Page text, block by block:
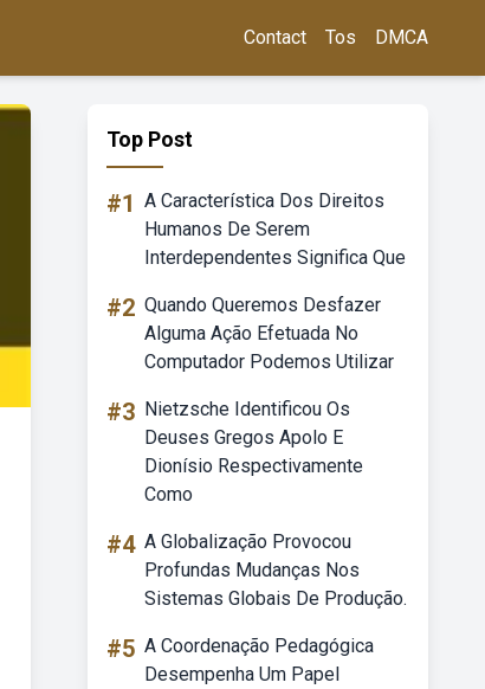
Contact Tos DMCA
Top Post
#1 A Característica Dos Direitos
Humanos De Serem
Interdependentes Significa Que
#2 Quando Queremos Desfazer
Alguma Ação Efetuada No
Computador Podemos Utilizar
#3 Nietzsche Identificou Os
Deuses Gregos Apolo E
Dionísio Respectivamente
Como
#4 A Globalização Provocou
Profundas Mudanças Nos
Sistemas Globais De Produção.
#5 A Coordenação Pedagógica
Desempenha Um Papel